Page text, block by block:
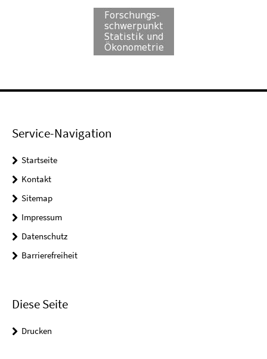
Service-Navigation
Startseite
Kontakt
Sitemap
Impressum
Datenschutz
Barrierefreiheit
Diese Seite
Drucken